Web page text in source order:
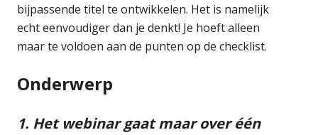
bijpassende titel te ontwikkelen. Het is namelijk
echt eenvoudiger dan je denkt! Je hoeft alleen
maar te voldoen aan de punten op de checklist.
Onderwerp
1. Het webinar gaat maar over één